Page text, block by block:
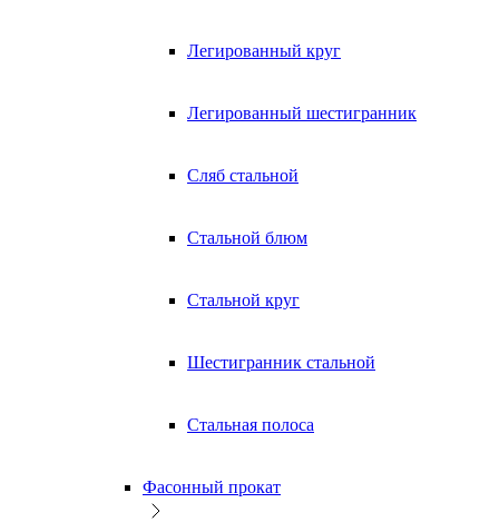
Легированный круг
Легированный шестигранник
Сляб стальной
Стальной блюм
Стальной круг
Шестигранник стальной
Стальная полоса
Фасонный прокат